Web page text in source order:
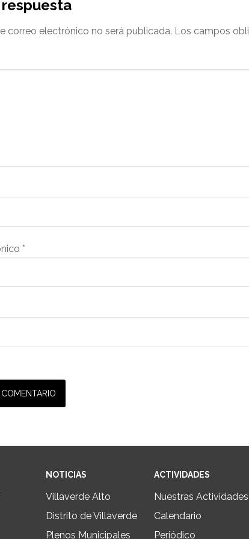
correo electrónico no será publicada. Los campos
*
NOTICIAS
Villaverde Alto
Distrito de Villaverde
Plenos Municipales
ACTIVIDADES
Nuestras Actividades
Calendario
Periódico